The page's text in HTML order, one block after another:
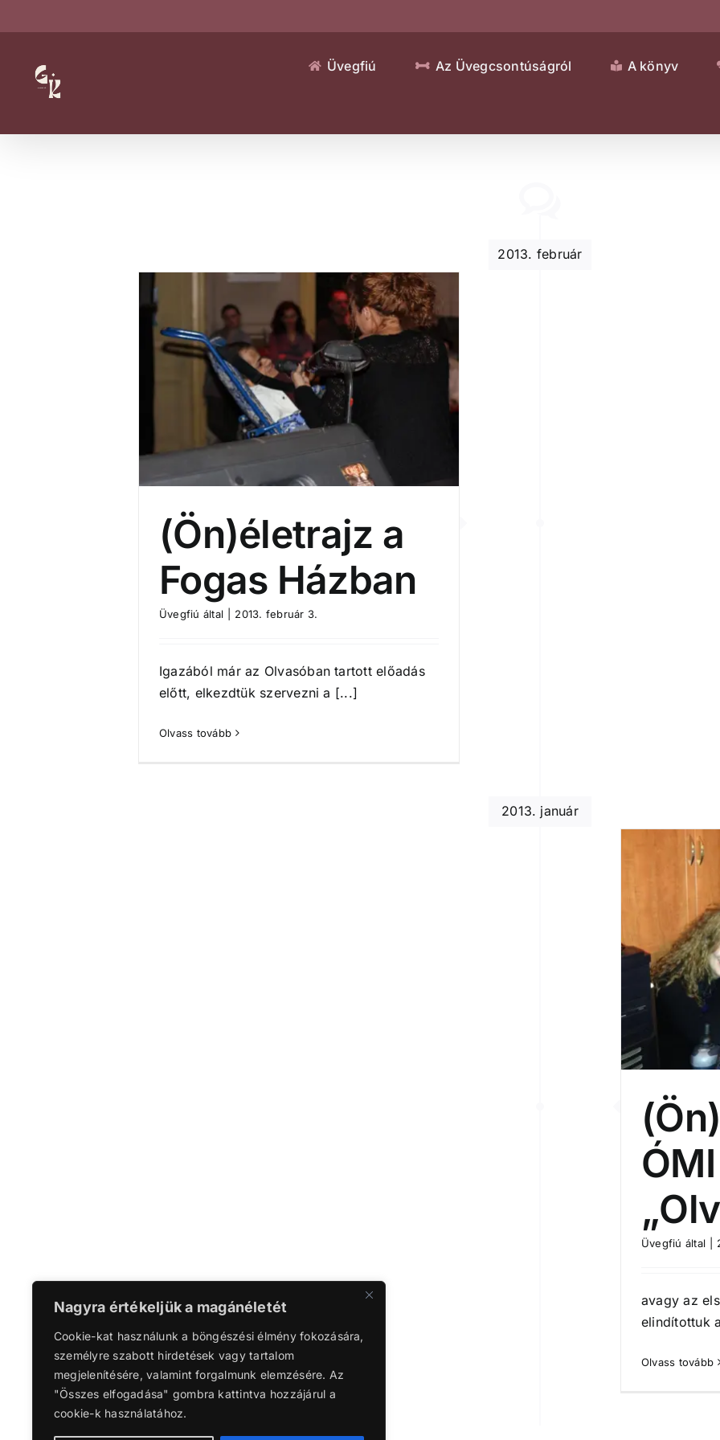
Nagyra értékeljük a magánéletét
Cookie-kat használunk a böngészési élmény fokozására,
személyre szabott hirdetések vagy tartalom
megjelenítésére, valamint forgalmunk elemzésére. Az
"Összes elfogadása" gombra kattintva hozzájárul a
cookie-k használatához.
Üvegfiú Az Üvegcsontúságról A könyv
2013. február
(Ön)életrajz a
Fogas Házban
Üvegfiú által 2013. február 3.
Igazából már az Olvasóban tartott előadás
előtt, elkezdtük szervezni a [...]
Olvass tovább
2013. január
ÓMI
Üvegfiú által
avagy az
elindítottuk
Olvass tovább